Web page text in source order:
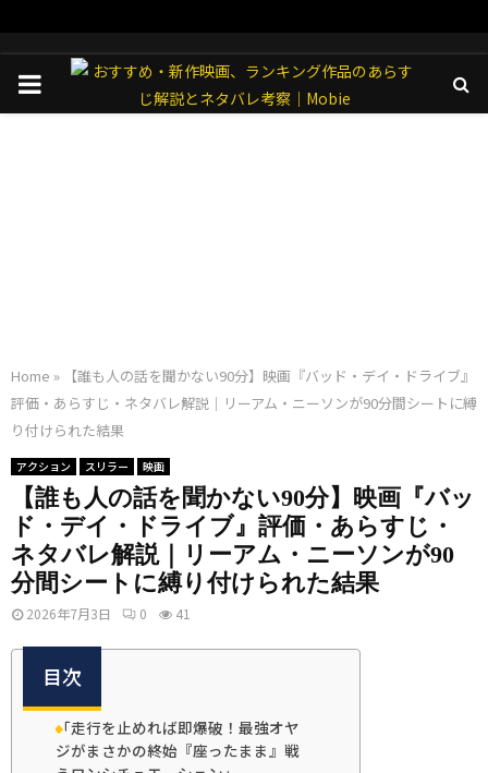
PRIMARY
Home »
【誰も人の話を聞かない90分】映画『バッド・デイ・ドライブ』
評価・あらすじ・ネタバレ解説｜リーアム・ニーソンが90分間シートに縛
り付けられた結果
アクション スリラー 映画
【誰も人の話を聞かない90分】映画『バッ
ド・デイ・ドライブ』評価・あらすじ・
ネタバレ解説｜リーアム・ニーソンが90
分間シートに縛り付けられた結果
2026年7月3日 0 41
目次
「走行を止めれば即爆破！最強オヤ
ジがまさかの終始『座ったまま』戦